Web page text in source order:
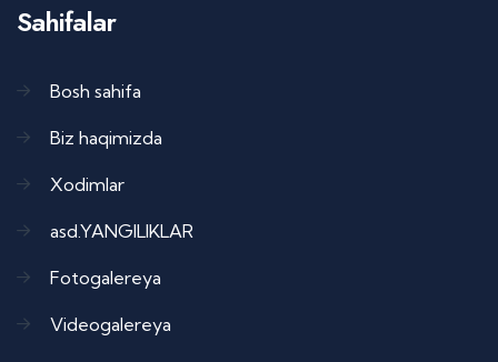
Sahifalar
Bosh sahifa
Biz haqimizda
Xodimlar
asd.YANGILIKLAR
Fotogalereya
Videogalereya